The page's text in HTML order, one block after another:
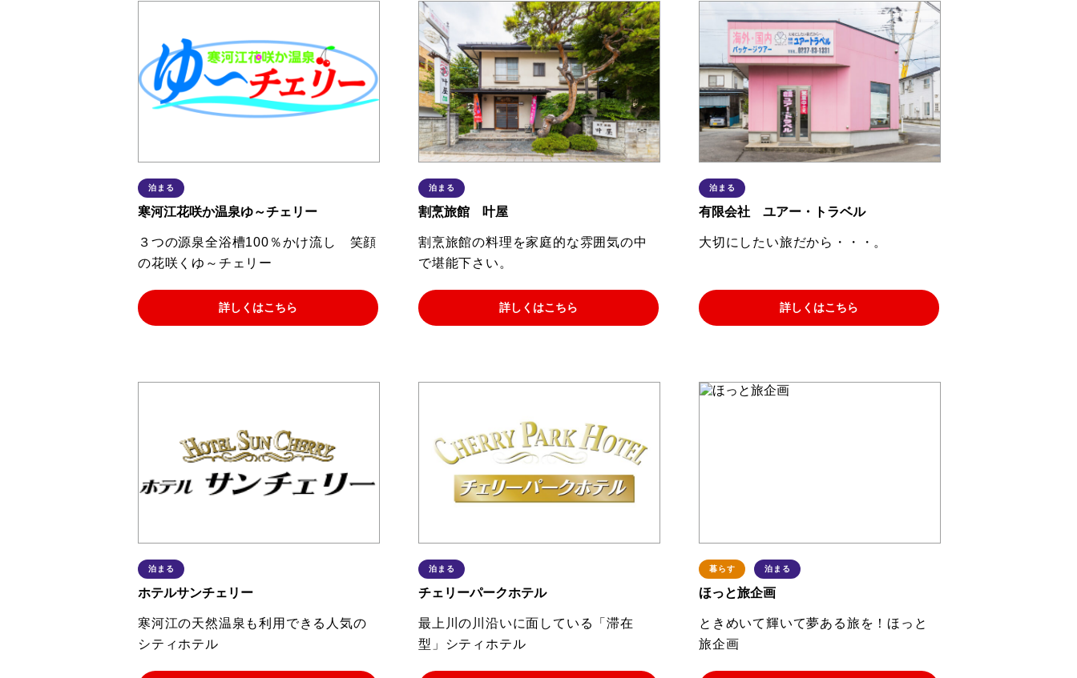
泊まる
寒河江花咲か温泉ゆ～チェリー
３つの源泉全浴槽100％かけ流し 笑顔
の花咲くゆ～チェリー
詳しくはこちら
泊まる
割烹旅館 叶屋
割烹旅館の料理を家庭的な雰囲気の中
で堪能下さい。
詳しくはこちら
泊まる
有限会社 ユアー・トラベル
大切にしたい旅だから・・・。
詳しくはこちら
泊まる
ホテルサンチェリー
寒河江の天然温泉も利用できる人気の
シティホテル
泊まる
チェリーパークホテル
最上川の川沿いに面している「滞在
型」シティホテル
暮らす 泊まる
ほっと旅企画
ときめいて輝いて夢ある旅を！ほっと
旅企画